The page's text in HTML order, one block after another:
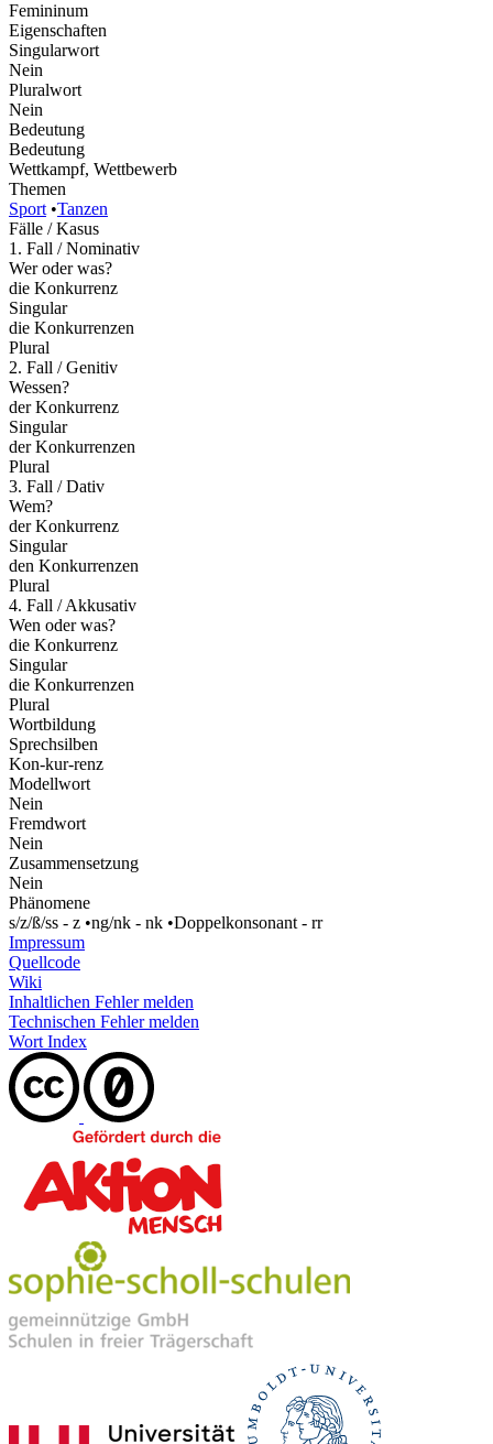
Femininum
Eigenschaften
Singularwort
Nein
Pluralwort
Nein
Bedeutung
Bedeutung
Wettkampf, Wettbewerb
Themen
Sport •Tanzen
Fälle / Kasus
1. Fall / Nominativ
Wer oder was?
die Konkurrenz
Singular
die Konkurrenzen
Plural
2. Fall / Genitiv
Wessen?
der Konkurrenz
Singular
der Konkurrenzen
Plural
3. Fall / Dativ
Wem?
der Konkurrenz
Singular
den Konkurrenzen
Plural
4. Fall / Akkusativ
Wen oder was?
die Konkurrenz
Singular
die Konkurrenzen
Plural
Wortbildung
Sprechsilben
Kon-kur-renz
Modellwort
Nein
Fremdwort
Nein
Zusammensetzung
Nein
Phänomene
s/z/ß/ss - z •ng/nk - nk •Doppelkonsonant - rr
Impressum
Quellcode
Wiki
Inhaltlichen Fehler melden
Technischen Fehler melden
Wort Index